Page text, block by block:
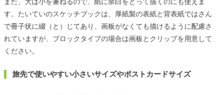
す。たいていのスケッチブックは、厚紙製の表紙と背表紙ではさん
で冊子状に綴（と）じてあり、画板がなくても描けるように配慮さ
れていますが、ブロックタイプの場合は画板とクリップを用意して
ください。
旅先で使いやすい小さいサイズやポストカードサイズ